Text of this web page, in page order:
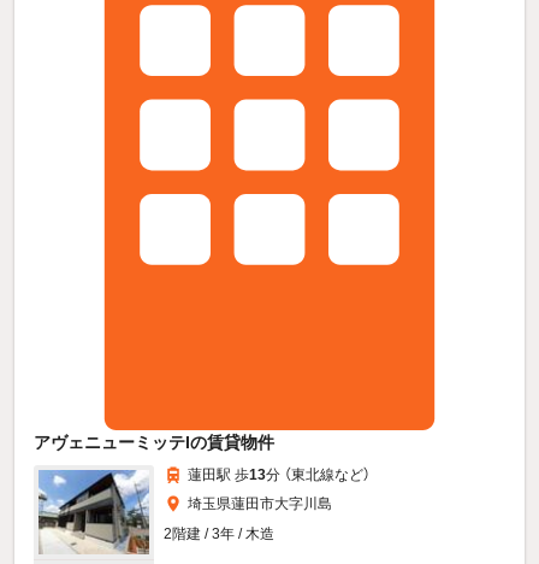
アヴェニューミッテIの賃貸物件
蓮田駅 歩13分 （東北線など）
埼玉県蓮田市大字川島
2階建 / 3年 / 木造